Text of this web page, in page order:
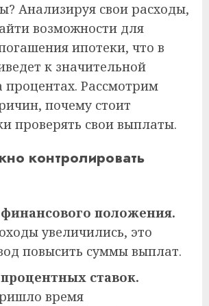
Анализируя свои расходы,
возможности для
ипотеки, что в
к значительной
процентах. Рассмотрим
почему стоит
проверять свои выплаты.
контролировать
положения.
увеличились, это
повысить суммы выплат.
ставок.
время